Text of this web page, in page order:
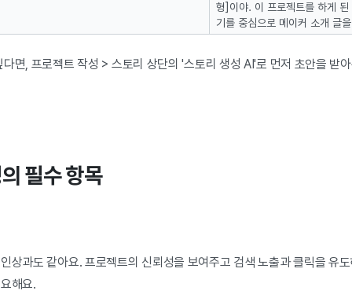
형]이야. 이 프로젝트를 하게
기를 중심으로 메이커 소개 글
면, 프로젝트 작성 > 스토리 상단의 '스토리 생성 AI'로 먼저 초안을 받
필수 항목
상과도 같아요. 프로젝트의 신뢰성을 보여주고 검색 노출과 클릭을 유
해요.